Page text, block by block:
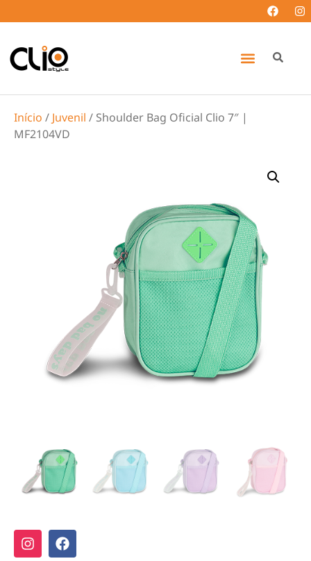
Início / Juvenil / Shoulder Bag Oficial Clio 7″ |
MF2104VD